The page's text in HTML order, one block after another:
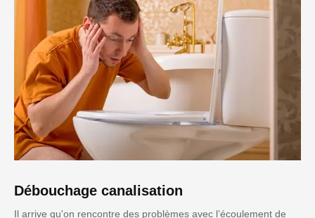
Débouchage canalisation
Il arrive qu'on rencontre des problèmes avec l’écoulement de